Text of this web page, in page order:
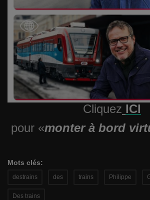
Cliquez ICI
pour «monter à bord
Mots clés:
destrains des trains Philippe
Des trains